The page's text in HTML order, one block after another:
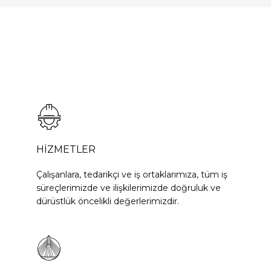
HİZMETLER
Çalışanlara, tedarikçi ve iş ortaklarımıza, tüm iş
süreçlerimizde ve ilişkilerimizde doğruluk ve
dürüstlük öncelikli değerlerimizdir.